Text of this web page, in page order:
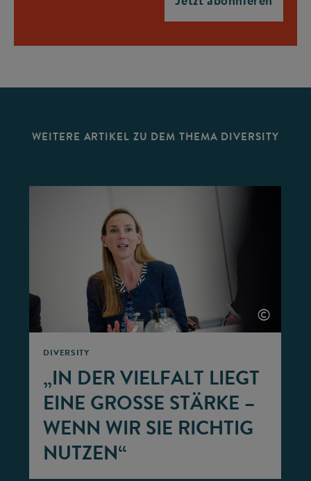
WEITERE ARTIKEL ZU DEM THEMA DIVERSITY
DIVERSITY
„IN DER VIELFALT LIEGT
EINE GROSSE STÄRKE – W
ENN WIR SIE RICHTIG N
UTZEN“
©